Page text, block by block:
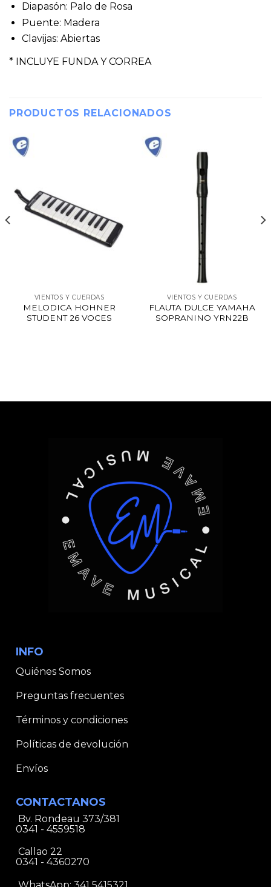
Diapasón: Palo de Rosa
Puente: Madera
Clavijas: Abiertas
* INCLUYE FUNDA Y CORREA
PRODUCTOS RELACIONADOS
VIENTOS Y CUERDAS
MELODICA HOHNER
STUDENT 26 VOCES
VIENTOS Y CUERDAS
FLAUTA DULCE YAMAHA
SOPRANINO YRN22B
INFO
Quiénes Somos
Preguntas frecuentes
Términos y condiciones
Políticas de devolución
Envíos
CONTACTANOS
Bv. Rondeau 373/381
0341 - 4559518
Callao 22
0341 - 4360270